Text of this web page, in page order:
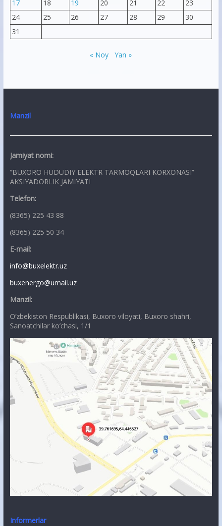
17 18 19 20 21 22
23
24
25 26 27 28 29
30
31
« Noy Yan »
Manzil
Jamiyat nomi:
“BUXORO HUDUDIY ELEKTR TARMOQLARI KORXONASI”
AKSIYADORLIK JAMIYATI
Telefon:
(8365) 225 43 88
(8365) 225 50 34
E-mail:
info@buxelektr.uz
buxenergo@umail.uz
Manzil:
O’zbekiston Respublikasi, Buxoro viloyati, Buxoro shahri,
Sanoatchilar ko’chasi, 1/1
Informerlar